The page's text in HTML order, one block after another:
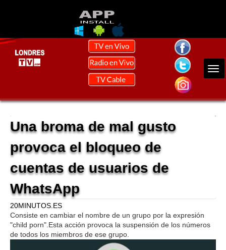
Una broma de mal gusto
provoca el bloqueo de
cuentas de usuarios de
WhatsApp
20MINUTOS.ES
Consiste en cambiar el nombre de un grupo por la expresión
"child porn".Esta acción provoca la suspensión de los números
de todos los miembros de ese grupo.